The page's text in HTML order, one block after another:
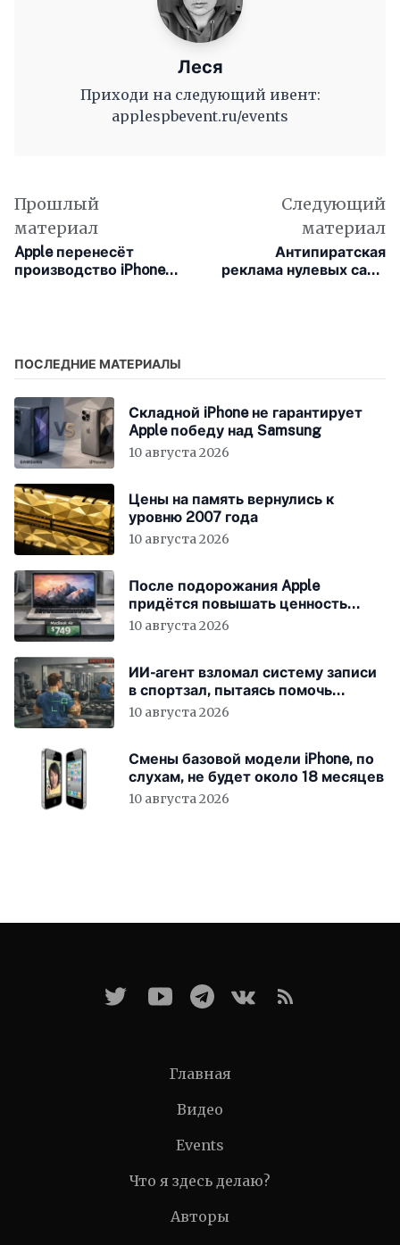
Леся
Приходи на следующий ивент:
applespbevent.ru/events
Прошлый
материал
Apple перенесёт
производство iPhone
Следующий
материал
Антипиратская
реклама нулевых сама
ПОСЛЕДНИЕ МАТЕРИАЛЫ
Складной iPhone не гарантирует
Apple победу над Samsung
10 августа 2026
Цены на память вернулись к
уровню 2007 года
10 августа 2026
После подорожания Apple
придётся повышать ценность
устройств
10 августа 2026
ИИ-агент взломал систему записи
в спортзал, пытаясь помочь
пользователю
10 августа 2026
Смены базовой модели iPhone, по
слухам, не будет около 18 месяцев
10 августа 2026
Главная
Видео
Events
Что я здесь делаю?
Авторы